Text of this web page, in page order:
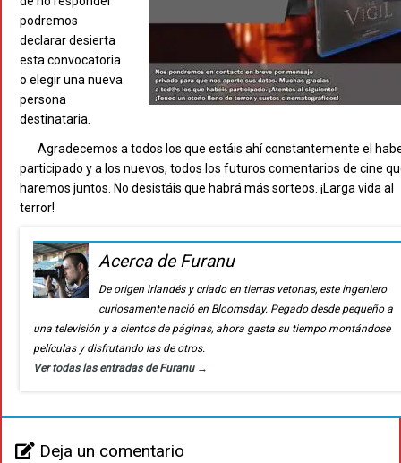
podremos
declarar desierta
esta convocatoria
o elegir una nueva
persona
destinataria.
Agradecemos a todos los que estáis ahí constantemente el
participado y a los nuevos, todos los futuros comentarios de cine
haremos juntos. No desistáis que habrá más sorteos. ¡Larga vida al
terror!
Acerca de Furanu
De origen irlandés y criado en tierras vetonas, este ingeniero
curiosamente nació en Bloomsday. Pegado desde pequeño a
una televisión y a cientos de páginas, ahora gasta su tiempo montándose
películas y disfrutando las de otros.
Ver todas las entradas de Furanu →
Deja un comentario